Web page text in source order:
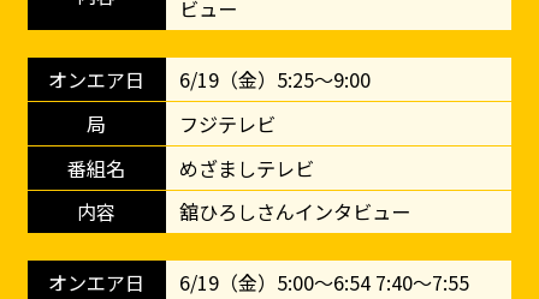
ビュー
6/19（金）5:25～9:00
フジテレビ
めざましテレビ
舘ひろしさんインタビュー
6/19（金）5:00～6:54 7:40～7:55